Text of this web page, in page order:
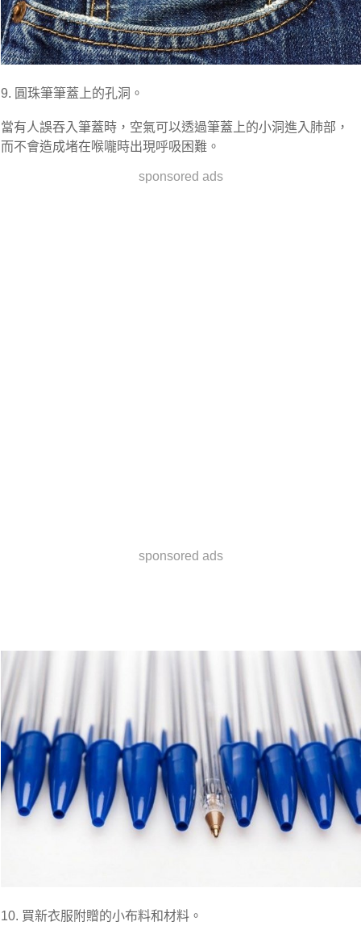
9. 圓珠筆筆蓋上的孔洞。
當有人誤吞入筆蓋時，空氣可以透過筆蓋上的小洞進入肺部，
而不會造成堵在喉嚨時出現呼吸困難。
sponsored ads
sponsored ads
10. 買新衣服附贈的小布料和材料。